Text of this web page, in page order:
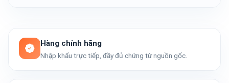
Hàng chính hãng
Nhập khẩu trực tiếp, đầy đủ chứng từ nguồn gốc.